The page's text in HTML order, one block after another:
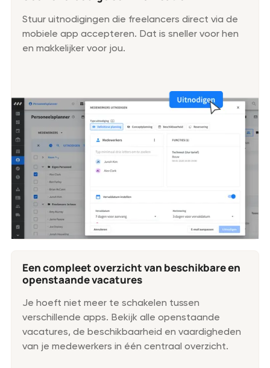
Stuur uitnodigingen die freelancers direct via de
mobiele app accepteren. Dat is sneller voor hen
en makkelijker voor jou.
Een compleet overzicht van beschikbare en
openstaande vacatures
Je hoeft niet meer te schakelen tussen
verschillende apps. Bekijk alle openstaande
vacatures, de beschikbaarheid en vaardigheden
van je medewerkers in één centraal overzicht.